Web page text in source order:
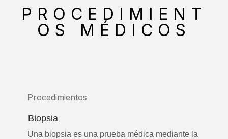
PROCEDIMIENT
OS MÉDICOS
Procedimientos
Biopsia
Una biopsia es una prueba médica mediante la